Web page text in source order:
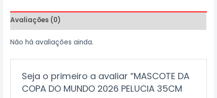
Avaliações (0)
Não há avaliações ainda.
Seja o primeiro a avaliar “MASCOTE DA
COPA DO MUNDO 2026 PELUCIA 35CM